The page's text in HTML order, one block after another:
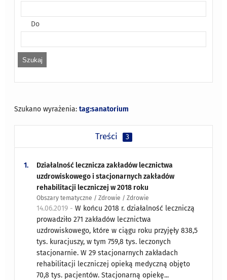
Do
Szukano wyrażenia:tag:sanatorium
Treści 3
1.
Działalność lecznicza zakładów lecznictwa
uzdrowiskowego i stacjonarnych zakładów
rehabilitacji leczniczej w 2018 roku
Obszary tematyczne / Zdrowie / Zdrowie
14.06.2019 -W końcu 2018 r. działalność leczniczą
prowadziło 271 zakładów lecznictwa
uzdrowiskowego, które w ciągu roku przyjęły 838,5
tys. kuracjuszy, w tym 759,8 tys. leczonych
stacjonarnie. W 29 stacjonarnych zakładach
rehabilitacji leczniczej opieką medyczną objęto
70,8 tys. pacjentów. Stacjonarną opiekę...